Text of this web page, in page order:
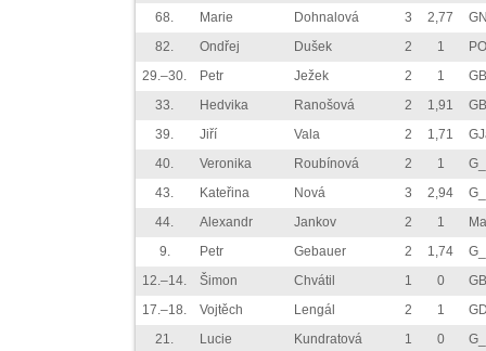
68.
Marie Dohnalová 3 2,77
82.
Ondřej Dušek 2 1
29.–30.
Petr Ježek 2 1
33.
Hedvika Ranošová 2 1,91
39.
Jiří Vala 2 1,71
40.
Veronika Roubínová 2 1
43.
Kateřina Nová 3 2,94
44.
Alexandr Jankov 2 1
9.
Petr Gebauer 2 1,74
12.–14.
Šimon Chvátil 1 0
17.–18.
Vojtěch Lengál 2 1
21.
Lucie Kundratová 1 0